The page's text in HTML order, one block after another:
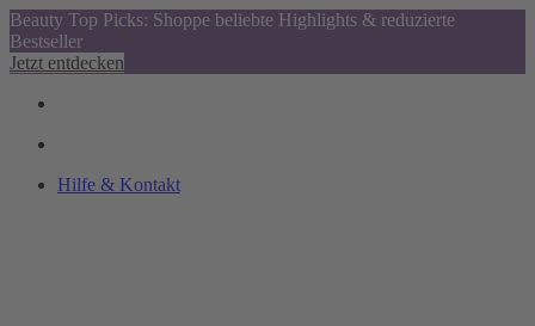
Beauty Top Picks: Shoppe beliebte Highlights & reduzierte
Bestseller
Jetzt entdecken
Hilfe & Kontakt